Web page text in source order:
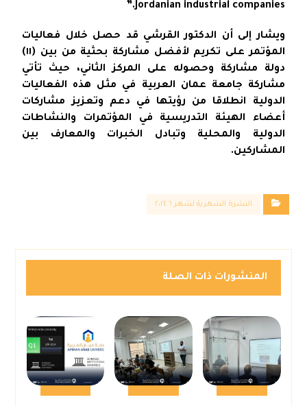
Jordanian industrial companies.”
ويشار إلى أن الدكتور القرشي قد حصل خلال فعاليات
المؤتمر على تكريم لأفضل مشاركة بحثية من بين (١١)
دولة مشاركة وحصوله على المركز الثاني، حيث تأتي
مشاركة جامعة عمان العربية في مثل هذه الفعاليات
الدولية انطلاقا من رؤيتها في دعم وتعزيز مشاركات
أعضاء الهيئة التدريسية في المؤتمرات والنشاطات
الدولية والمحلية وتبادل الخبرات والمعارف بين
المشاركين.
النشرة الشهرية لشهر ٦ ٢٠٢٤
المنشورات ذات الصلة